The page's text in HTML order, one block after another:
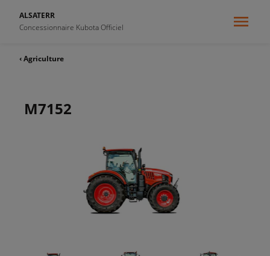
ALSATERR
Concessionnaire Kubota Officiel
‹ Agriculture
M7152